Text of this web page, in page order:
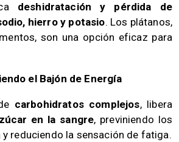
deshidratación y pérdida de
hierro y potasio. Los plátanos,
son una opción eficaz para
el Bajón de Energía
carbohidratos complejos, libera
en la sangre, previniendo los
reduciendo la sensación de fatiga.